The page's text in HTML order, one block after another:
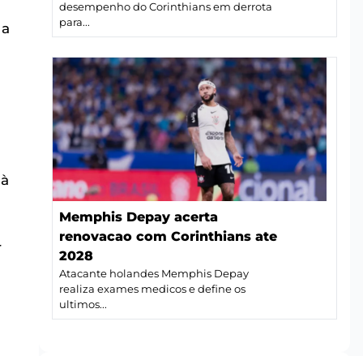
desempenho do Corinthians em derrota
para...
Memphis Depay acerta
renovacao com Corinthians ate
2028
Atacante holandes Memphis Depay
realiza exames medicos e define os
ultimos...